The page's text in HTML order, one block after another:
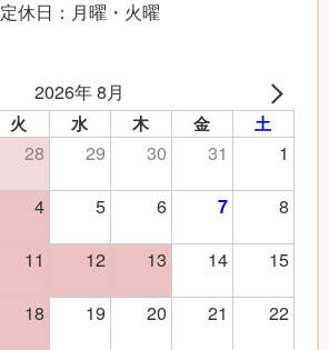
定休日：月曜・火曜
2026年 8月
火 水 木 金 土
28 29 30 31
1
4 5 6 7
8
11 12 13 14
15
18 19 20 21
22